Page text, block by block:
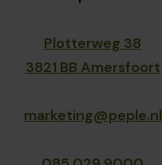
Plotterweg 38
3821 BB Amersfoort
marketing@peple.nl